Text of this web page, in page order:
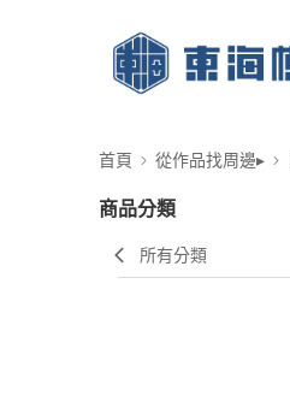
首頁 從作品找周邊▸
商品分類
所有分類